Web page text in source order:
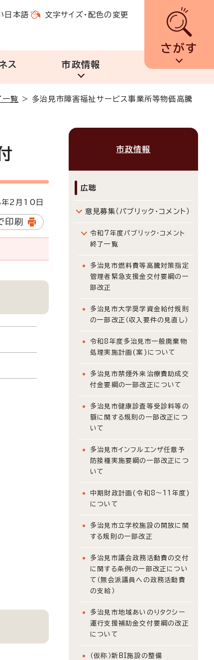
日本語 文字サイズ・配色の変更
さがす
ス 市政情報
一覧 > 多治見市障害福祉サービス事業所等物価高騰
2月10日
印刷
市政情報
広聴
意見募集（パブリック・コメント）
令和7年度パブリック・コメント
終了一覧
多治見市燃料費等高騰対策指定
管理者緊急支援金交付要綱の一
部改正
多治見市大学奨学資金給付規則
の一部改正（収入要件の見直し）
令和8年度多治見市一般廃棄物
処理実施計画(案)について
多治見市禁煙外来治療費助成交
付金要綱の一部改正について
多治見市健康診査等受診料等の
額に関する規則の一部改正につ
いて
多治見市インフルエンザ任意予
防接種実施要綱の一部改正につ
いて
中期財政計画(令和8～11年度)
について
多治見市立学校施設の開放に関
する規則の一部改正
多治見市議会政務活動費の交付
に関する条例の一部改正につい
て（無会派議員への政務活動費
の支給）
多治見市地域あいのりタクシー
運行支援補助金交付要綱の改正
について
（仮称）新BI施設の整備